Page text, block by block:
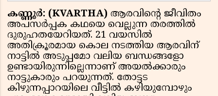
കണ്ണൂർ: (KVARTHA) ആരവിന്റെ ജീവിതം
അപസർപ്പക കഥയെ വെല്ലുന്ന തരത്തിൽ
ദുരുഹതയേറിയത്. 21 വയസിൽ
അതിക്രൂരമായ കൊല നടത്തിയ ആരവിന്
നാട്ടിൽ അടുപ്പമോ വലിയ ബന്ധങ്ങളോ
ഉണ്ടായിരുന്നില്ലെന്നാണ് അയൽക്കാരും
നാട്ടുകാരും പറയുന്നത്. തോട്ടട
കിഴുന്നപ്പാറയിലെ വീട്ടിൽ കഴിയുമ്പോഴും